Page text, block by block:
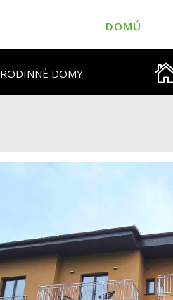
DOMŮ
RODINNÉ DOMY